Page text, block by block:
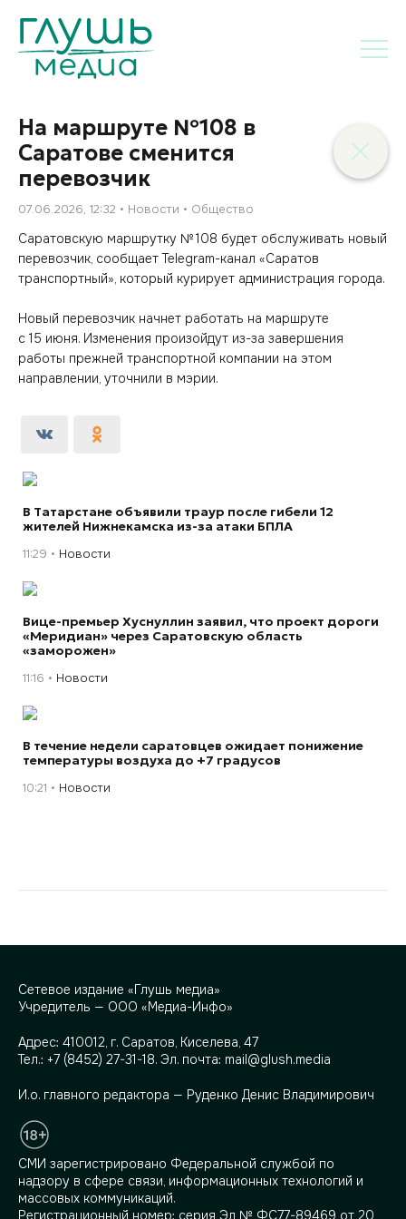
На маршруте №108 в
Саратове сменится
перевозчик
07.06.2026, 12:32 Новости Общество
Саратовскую маршрутку № 108 будет обслуживать новый
перевозчик, сообщает Telegram-канал «Саратов
транспортный», который курирует администрация города.
Новый перевозчик начнет работать на маршруте
с 15 июня. Изменения произойдут из-за завершения
работы прежней транспортной компании на этом
направлении, уточнили в мэрии.
В Татарстане объявили траур после гибели 12
жителей Нижнекамска из-за атаки БПЛА
11:29 Новости
Вице-премьер Хуснуллин заявил, что проект дороги
«Меридиан» через Саратовскую область
«заморожен»
11:16 Новости
В течение недели саратовцев ожидает понижение
температуры воздуха до +7 градусов
10:21 Новости
Сетевое издание «Глушь медиа»
Учредитель — ООО «Медиа-Инфо»
Адрес: 410012, г. Саратов, Киселева, 47
Тел.: +7 (8452) 27-31-18. Эл. почта: mail@glush.media
И.о. главного редактора — Руденко Денис Владимирович
СМИ зарегистрировано Федеральной службой по
надзору в сфере связи, информационных технологий и
массовых коммуникаций.
Регистрационный номер: серия Эл № ФС77-89469 от 20